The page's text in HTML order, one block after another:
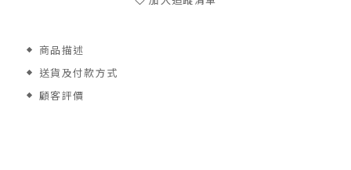
商品描述
送貨及付款方式
顧客評價